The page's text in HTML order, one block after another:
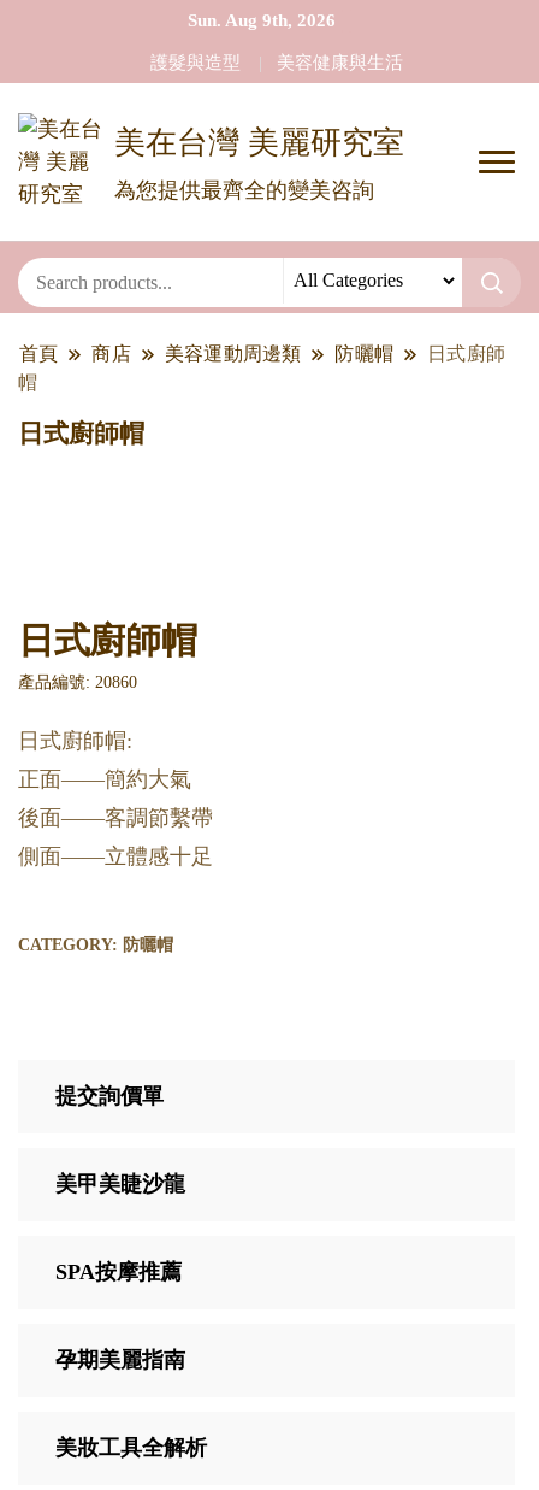
Sun. Aug 9th, 2026
護髮與造型 美容健康與生活
美在台灣 美麗研究室
為您提供最齊全的變美咨詢
首頁 商店 美容運動周邊類 防曬帽
日式廚師
帽
日式廚師帽
日式廚師帽
產品編號: 20860
日式廚師帽:
正面——簡約大氣
後面——客調節繫帶
側面——立體感十足
CATEGORY: 防曬帽
提交詢價單
美甲美睫沙龍
SPA按摩推薦
孕期美麗指南
美妝工具全解析